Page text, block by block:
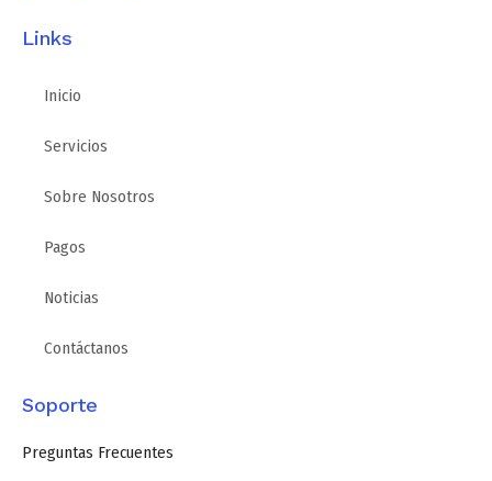
Links
Inicio
Servicios
Sobre Nosotros
Pagos
Noticias
Contáctanos
Soporte
Preguntas Frecuentes